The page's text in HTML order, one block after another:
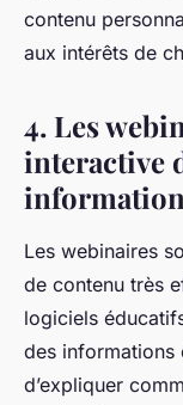
contenu
aux intérêts de
4. Les
interactive
Les webinaires
de contenu très
logiciels
des informations
d’expliquer